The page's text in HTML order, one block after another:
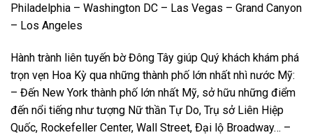
Philadelphia – Washington DC – Las Vegas – Grand Canyon
– Los Angeles
Hành trành liên tuyến bờ Đông Tây giúp Quý khách khám phá
trọn vẹn Hoa Kỳ qua những thành phố lớn nhất nhì nước Mỹ:
– Đến New York thành phố lớn nhất Mỹ, sở hữu những điểm
đến nổi tiếng như tượng Nữ thần Tự Do, Trụ sở Liên Hiệp
Quốc, Rockefeller Center, Wall Street, Ðại lộ Broadway… –